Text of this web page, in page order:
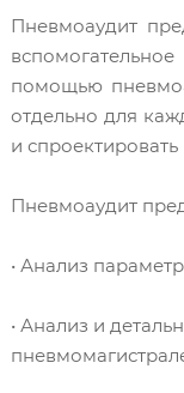
Пневмоаудит
помощью
отдельно для
и
Пневмоаудит
• Анализ
• Анализ и